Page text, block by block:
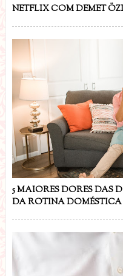
NETFLIX COM DEMET
5 MAIORES DORES DAS
DA ROTINA DOMÉSTICA